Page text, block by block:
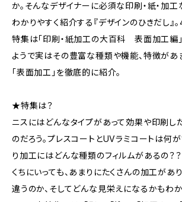
か。そんなデザイナーに必須な印刷・紙・加
わかりやすく紹介する『デザインのひきだし』
特集は「印刷・紙加工の大百科 表面加工編」
ようで実はその豊富な種類や機能、特徴があ
「表面加工」を徹底的に紹介。
★特集は？
ニスにはどんなタイプがあって効果や印刷し
のだろう。プレスコートとUVラミコートは何
り加工にはどんな種類のフィルムがあるの
くちにいっても、あまりにたくさんの加工があ
違うのか、そしてどんな見栄えになるかもわ